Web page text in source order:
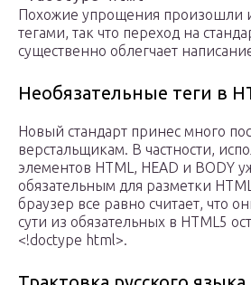
Похожие упрощения произошли
тегами, так что переход на
существенно облегчает
Необязательные теги в
Новый стандарт принес много
верстальщикам. В частности,
элементов HTML, HEAD и BODY
обязательным для разметки
браузер все равно считает, что
сути из обязательных в HTML5
<!doctype html>.